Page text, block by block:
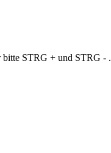
bitte STRG + und STRG - .